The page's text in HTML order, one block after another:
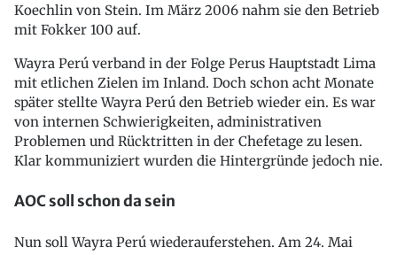
Koechlin von Stein. Im März 2006 nahm sie den Betrieb
mit Fokker 100 auf.
Wayra Perú verband in der Folge Perus Hauptstadt Lima
mit etlichen Zielen im Inland. Doch schon acht Monate
später stellte Wayra Perú den Betrieb wieder ein. Es war
von internen Schwierigkeiten, administrativen
Problemen und Rücktritten in der Chefetage zu lesen.
Klar kommuniziert wurden die Hintergründe jedoch nie.
AOC soll schon da sein
Nun soll Wayra Perú wiederauferstehen. Am 24. Mai